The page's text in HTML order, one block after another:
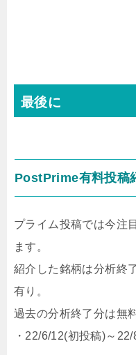
最後に
PostPrime有料投稿
プライム投稿では今注
ます。
紹介した銘柄は分析終
有り。
過去の分析終了分は無
・22/6/12(初投稿)～22/